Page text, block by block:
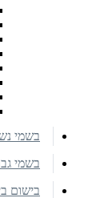
בשמי
בשמי
בישום